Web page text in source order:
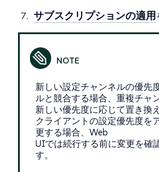
サブスクリプションの適用
新しい設定チャンネルの優先
ルと競合する場合、重複チャ
新しい優先度に応じて置き換
クライアントの設定優先度を
更する場合、Web
UIでは続行する前に変更を確
す。